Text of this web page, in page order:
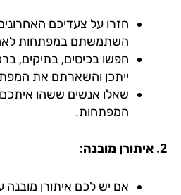
חזרו על צעדיכם האחרונים
השתמשתם במפתחות
חפשו בכיסים, בתיקים, ברכב
ייתכן והשארתם את המפתחות.
שאלו אנשים ששהו איתכם
המפתחות.
אם יש לכם איתורן מובנה על